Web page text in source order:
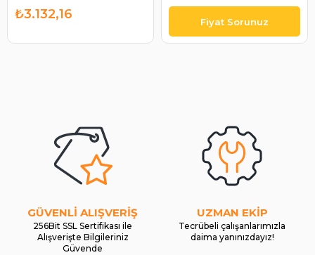
₺3.132,16
GÜVENLİ ALIŞVERİŞ
256Bit SSL Sertifikası ile
Alışverişte Bilgileriniz
Güvende
UZMAN EKİP
Tecrübeli çalışanlarımızla
daima yanınızdayız!